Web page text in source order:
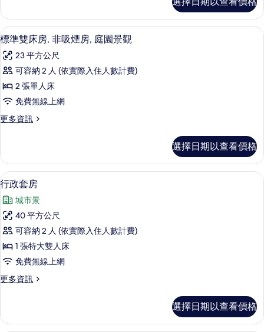
吸
煙
房,
庭
園
景
觀
的
相
片
雙
人
房,
吸
煙
庭
園
觀
顯
示
標
準
雙
房,
吸
煙
房,
庭
園
景
觀
的
所
片
高級寢具、羽絨被、客房內保險箱、書
5
標準雙床房, 非吸煙房, 庭園景觀
23 平方公尺
可容納 2 人 (依實際入住人數計費)
2 張單人床
免費無線上網
更多資訊
更
雙
床
房,
非
吸
煙
房,
庭
園
景
觀
的
選擇日期以查看價格
顯
示
行
政
套
房
所
相
行政套房 | 高級寢具、羽絨被、客房內
24
行政套房
城市景
40 平方公尺
可容納 2 人 (依實際入住人數計費)
1 張特大雙人床
免費無線上網
更多資訊
更
套
選擇日期以查看價格